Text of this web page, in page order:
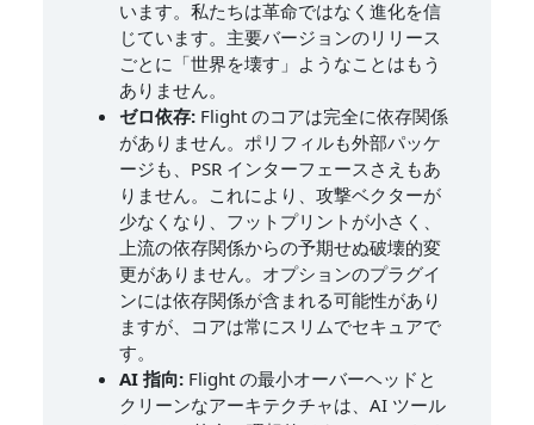
います。私たちは革命ではなく進化を信
じています。主要バージョンのリリース
ごとに「世界を壊す」ようなことはもう
ありません。
ゼロ依存: Flight のコアは完全に依存関係
がありません。ポリフィルも外部パッケ
ージも、PSR インターフェースさえもあ
りません。これにより、攻撃ベクターが
少なくなり、フットプリントが小さく、
上流の依存関係からの予期せぬ破壊的変
更がありません。オプションのプラグイ
ンには依存関係が含まれる可能性があり
ますが、コアは常にスリムでセキュアで
す。
AI 指向: Flight の最小オーバーヘッドと
クリーンなアーキテクチャは、AI ツール